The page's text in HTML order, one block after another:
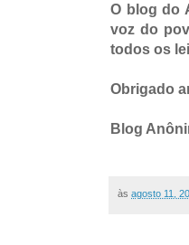
O blog do
voz do
todos os
Obrigado
Blog
às agosto 11,